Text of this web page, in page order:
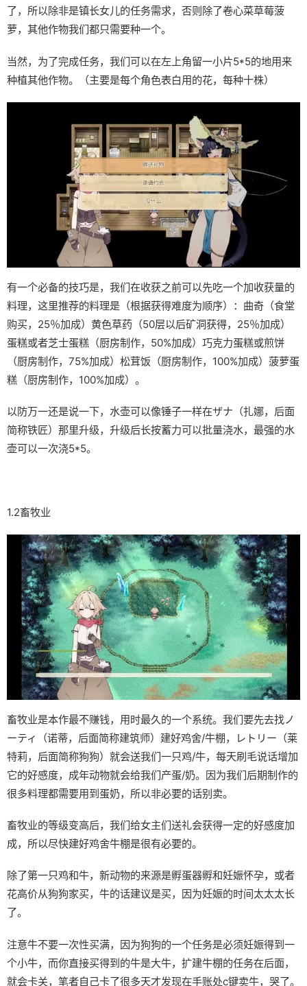
了，所以除非是镇长女儿的任务需求，否则除了卷心菜草莓菠
萝，其他作物我们都只需要种一个。
当然，为了完成任务，我们可以在左上角留一小片5*5的地用来
种植其他作物。（主要是每个角色表白用的花，每种十株）
有一个必备的技巧是，我们在收获之前可以先吃一个加收获量的
料理，这里推荐的料理是（根据获得难度为顺序）：曲奇（食堂
购买，25％加成）黄色草药（50层以后矿洞获得，25％加成）
蛋糕或者芝士蛋糕（厨房制作，50%加成）巧克力蛋糕或煎饼
（厨房制作，75%加成）松茸饭（厨房制作，100%加成）菠萝蛋
糕（厨房制作，100%加成）。
以防万一还是说一下，水壶可以像锤子一样在ザナ（扎娜，后面
简称铁匠）那里升级，升级后长按蓄力可以批量浇水，最强的水
壶可以一次浇5*5。
1.2畜牧业
畜牧业是本作最不赚钱，用时最久的一个系统。我们要先去找ノ
ーティ（诺蒂，后面简称建筑师）建好鸡舍/牛棚，レトリー（莱
特莉，后面简称狗狗）就会送我们一只鸡/牛，每天刷毛说话增加
它的好感度，成年动物就会给我们产蛋/奶。因为我们后期制作的
很多料理都需要用到蛋奶，所以非必要的话别卖。
畜牧业的等级变高后，我们给女主们送礼会获得一定的好感度加
成，所以尽快建好鸡舍牛棚是很有必要的。
除了第一只鸡和牛，新动物的来源是孵蛋器孵和妊娠怀孕，或者
花高价从狗狗家买，牛的话建议是买，因为妊娠的时间太太太长
了。
注意牛不要一次性买满，因为狗狗的一个任务是必须妊娠得到一
个小牛，而你直接买得到的牛是大牛，扩建牛棚的任务在后面，
就会卡关，笔者自己卡了很多天才发现在手账处c键卖牛，哭了。